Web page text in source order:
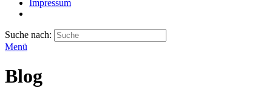
Impressum
Suche nach:
Menü
Blog